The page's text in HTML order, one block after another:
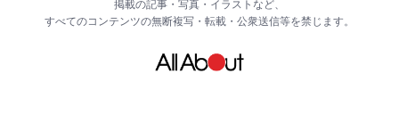
掲載の記事・写真・イラストなど、
すべてのコンテンツの無断複写・転載・公衆送信等を禁じます。